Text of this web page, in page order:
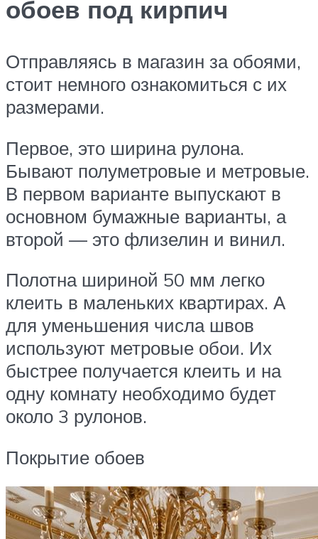
обоев под кирпич
Отправляясь в магазин за обоями,
стоит немного ознакомиться с их
размерами.
Первое, это ширина рулона.
Бывают полуметровые и метровые.
В первом варианте выпускают в
основном бумажные варианты, а
второй — это флизелин и винил.
Полотна шириной 50 мм легко
клеить в маленьких квартирах. А
для уменьшения числа швов
используют метровые обои. Их
быстрее получается клеить и на
одну комнату необходимо будет
около 3 рулонов.
Покрытие обоев